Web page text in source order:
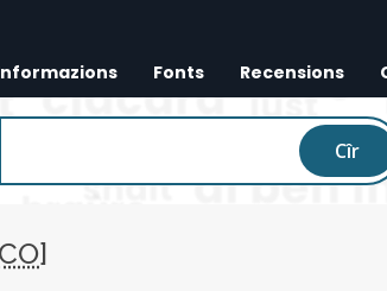
Fonts Recensions
Cîr
CO]